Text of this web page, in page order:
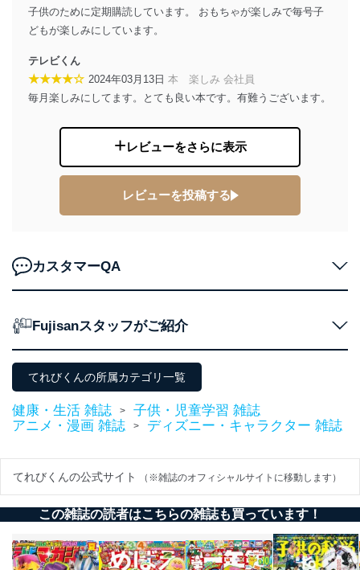
貴殿の個人情報及び当社の個人情報保護マネジメントシ
ステムに関するご相談及び苦情については以下までご連
適切、かつ迅速に対応させていただきます。
株式会社富士山マガジンサービス 個人情報問い合わせ
TEL：0570-200-223
FAX：03-5459-7073
cs@fujisan.co.jp
改訂：2025年2月20日
制定：2005年4月1日
株式会社富士山マガジンサービス
護管理者の責任のもと、個人情報を取得・アクセス・利
東京都渋谷区南平台町16-11
株式会社富士山マガジンサービス
代表取締役会長 西野 伸一郎
個人情報保護管理者: 経営管理グループディレクター 前
田 嘉也
２．利用目的
当社が取り扱う開示対象個人情報の利用目的は次のとお
りです。
購入商品の配送のため
商品代金回収のため
子供のために定期購読しています。 おもちゃが楽しみで毎号子
どもが楽しみにしています。
テレビくん
★★★★☆ 2024年03月13日 本 楽しみ 会社員
毎月楽しみにしてます。とても良い本です。有難うございます。
レビューをさらに表示
レビューを投稿する
カスタマーQA
Fujisanスタッフがご紹介
てれびくんの所属カテゴリ一覧
健康・生活 雑誌 >
子供・児童学習 雑誌
アニメ・漫画 雑誌
> ディズニー・キャラクター 雑誌
てれびくんの公式サイト （※雑誌のオフィシャルサイトに移動します）
この雑誌の読者はこちらの雑誌も買っています！